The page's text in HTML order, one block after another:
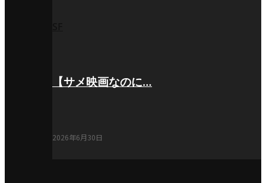
【サメ映画なのに…
2026年6月30日